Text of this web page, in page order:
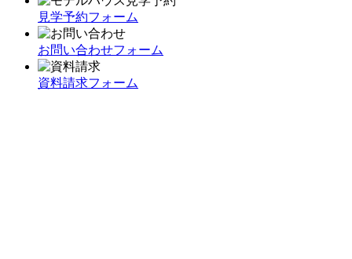
見学予約フォーム
お問い合わせフォーム
資料請求フォーム